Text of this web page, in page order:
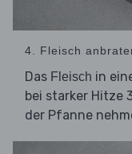
4. Fleisch
Das Fleisch in
bei starker Hitze
der Pfanne